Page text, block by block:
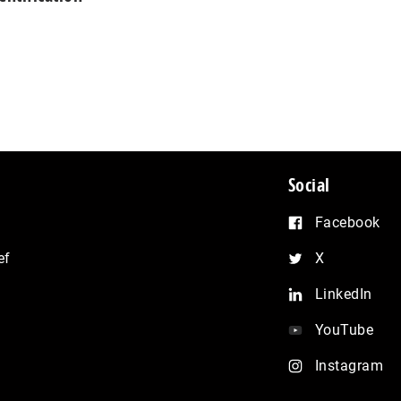
Social
Facebook
X
LinkedIn
YouTube
Instagram